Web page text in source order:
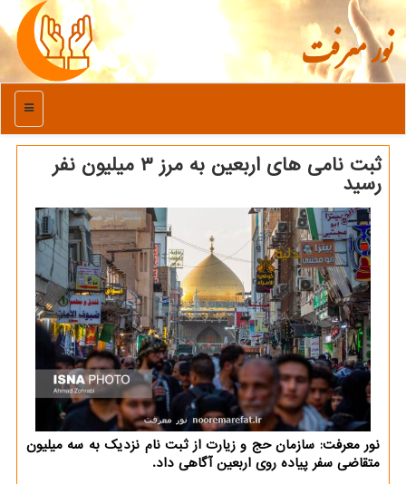
نور معرفت
منو
ثبت نامی های اربعین به مرز ۳ میلیون نفر
رسید
نور معرفت: سازمان حج و زیارت از ثبت نام نزدیک به سه میلیون
متقاضی سفر پیاده روی اربعین آگاهی داد.